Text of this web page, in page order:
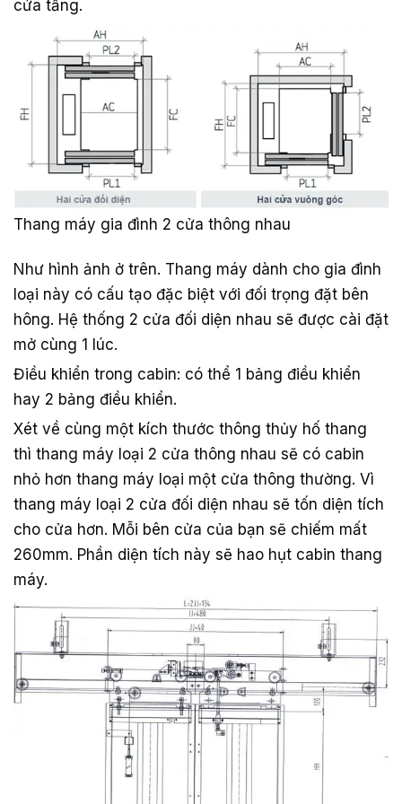
cửa tầng.
Thang máy gia đình 2 cửa thông nhau
Như hình ảnh ở trên. Thang máy dành cho gia đình
loại này có cấu tạo đặc biệt với đối trọng đặt bên
hông. Hệ thống 2 cửa đối diện nhau sẽ được cài đặt
mở cùng 1 lúc.
Điều khiển trong cabin: có thể 1 bảng điều khiển
hay 2 bảng điều khiển.
Xét về cùng một kích thước thông thủy hố thang
thì thang máy loại 2 cửa thông nhau sẽ có cabin
nhỏ hơn thang máy loại một cửa thông thường. Vì
thang máy loại 2 cửa đối diện nhau sẽ tốn diện tích
cho cửa hơn. Mỗi bên cửa của bạn sẽ chiếm mất
260mm. Phần diện tích này sẽ hao hụt cabin thang
máy.